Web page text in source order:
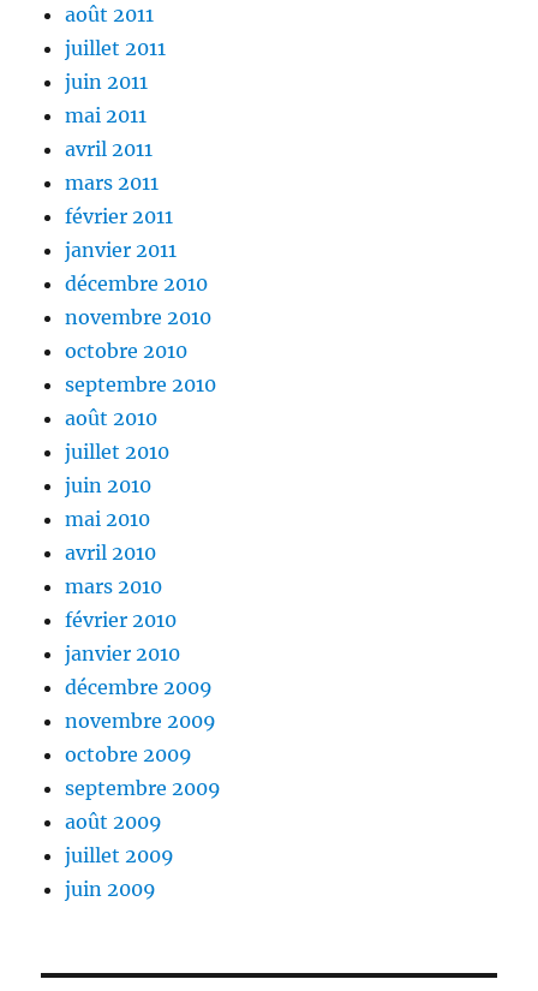
août 2011
juillet 2011
juin 2011
mai 2011
avril 2011
mars 2011
février 2011
janvier 2011
décembre 2010
novembre 2010
octobre 2010
septembre 2010
août 2010
juillet 2010
juin 2010
mai 2010
avril 2010
mars 2010
février 2010
janvier 2010
décembre 2009
novembre 2009
octobre 2009
septembre 2009
août 2009
juillet 2009
juin 2009